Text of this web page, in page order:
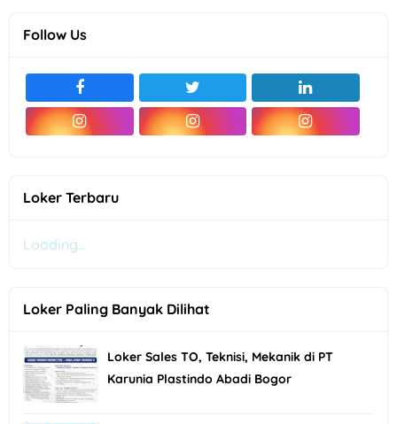
Follow Us
Loker Terbaru
Loading...
Loker Paling Banyak Dilihat
Loker Sales TO, Teknisi, Mekanik di PT
Karunia Plastindo Abadi Bogor